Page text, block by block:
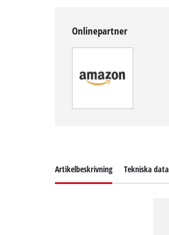
Onlinepartner
Artikelbeskrivning Tekniska data